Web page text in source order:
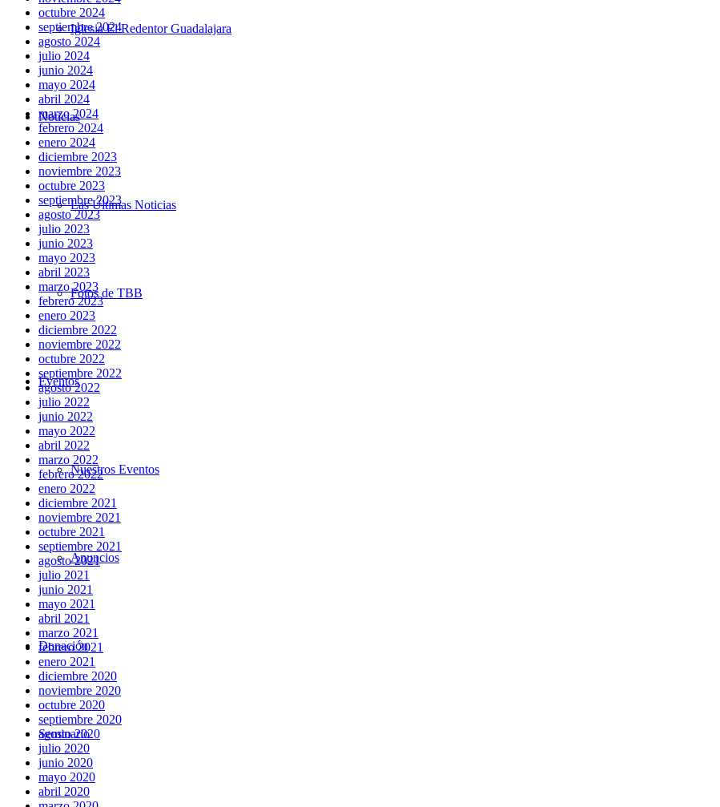
Iglesia El Redentor Guadalajara
Noticias
Las Últimas Noticias
Fotos de TBB
Eventos
Nuestros Eventos
Anuncios
Donación
Seminario
octubre 2024
septiembre 2024
agosto 2024
julio 2024
junio 2024
mayo 2024
abril 2024
marzo 2024
febrero 2024
enero 2024
diciembre 2023
noviembre 2023
octubre 2023
septiembre 2023
agosto 2023
julio 2023
junio 2023
mayo 2023
abril 2023
marzo 2023
febrero 2023
enero 2023
diciembre 2022
noviembre 2022
octubre 2022
septiembre 2022
agosto 2022
julio 2022
junio 2022
mayo 2022
abril 2022
marzo 2022
febrero 2022
enero 2022
diciembre 2021
noviembre 2021
octubre 2021
septiembre 2021
agosto 2021
julio 2021
junio 2021
mayo 2021
abril 2021
marzo 2021
febrero 2021
enero 2021
diciembre 2020
noviembre 2020
octubre 2020
septiembre 2020
agosto 2020
julio 2020
junio 2020
mayo 2020
abril 2020